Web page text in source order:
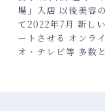
場」入店 以後美容
て2022年7月 新し
ートさせる オンラ
オ・テレビ等 多数